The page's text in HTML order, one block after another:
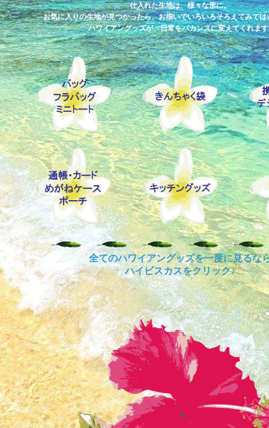
仕入れた生地は、様々な形に。
お気に入りの生地が見つかったら、お揃いでいろいろそろえてみては
ハワイアングッズが、日常をバカンスに変えてくれま
全てのハワイアングッズを一度に見るな
ハイビスカスをクリック♪